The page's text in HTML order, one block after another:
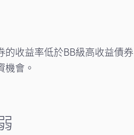
的收益率低於BB級高收益債
機會。